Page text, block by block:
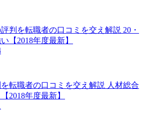
判を転職者の口コミを交え解説 20・
【2018年度最新】
転職者の口コミを交え解説 人材総合
2018年度最新】